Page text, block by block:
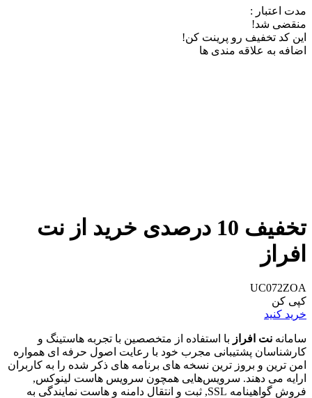
مدت اعتبار :
منقضی شد!
این کد تخفیف رو پرینت کن!
اضافه به علاقه مندی ها
تخفیف 10 درصدی خرید از نت
افراز
UC072ZOA
کپی کن
خرید کنید
سامانه نت افراز با استفاده از متخصصین با تجربه هاستینگ و
کارشناسان پشتیبانی مجرب خود با رعایت اصول حرفه ای همواره
امن ترین و بروز ترین نسخه های برنامه های ذکر شده را به کاربران
ارایه می دهند. سرویس‌هایی همچون سرویس هاست لینوکس,
فروش گواهینامه SSL, ثبت و انتقال دامنه و هاست نمایندگی به